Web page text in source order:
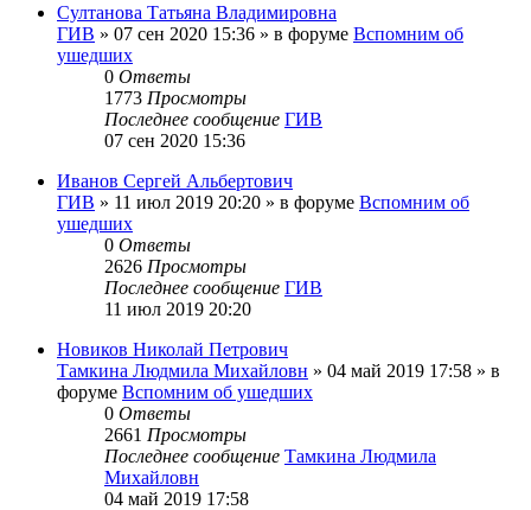
Султанова Татьяна Владимировна
ГИВ » 07 сен 2020 15:36 » в форуме Вспомним об
ушедших
0 Ответы
1773 Просмотры
Последнее сообщение ГИВ
07 сен 2020 15:36
Иванов Сергей Альбертович
ГИВ » 11 июл 2019 20:20 » в форуме Вспомним об
ушедших
0 Ответы
2626 Просмотры
Последнее сообщение ГИВ
11 июл 2019 20:20
Новиков Николай Петрович
Тамкина Людмила Михайловн » 04 май 2019 17:58 » в
форуме Вспомним об ушедших
0 Ответы
2661 Просмотры
Последнее сообщение Тамкина Людмила
Михайловн
04 май 2019 17:58